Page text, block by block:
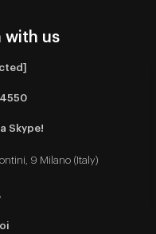
with us
Skype!
9 Milano (Italy)